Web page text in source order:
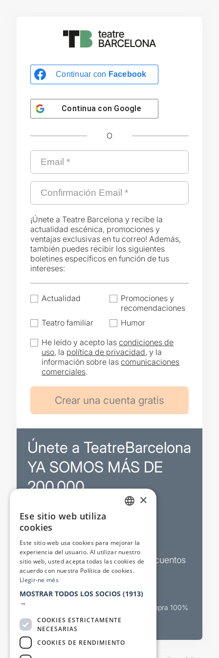
Continuar con Facebook
Continua con Google
O
¡Únete a Teatre Barcelona y recibe la
actualidad escénica, promociones y
ventajas exclusivas en tu correo! Además,
también puedes recibir los siguientes
boletines específicos en función de tus
intereses:
Actualidad
Promociones y
recomendaciones
Teatro familiar
Humor
He leído y acepto lascondiciones de
uso, la política de privacidad, y la
información sobre lascomunicaciones
comerciales.
Únete a TeatreBarcelona
YA SOMOS MÁS DE
200.000
Promociones
Sorteos exclusivos
Boletines de actualidad y descuentos
Valora espectáculos
Canal oficial de venta teatral Compra 100%
segura
×
Ese sitio web utiliza
cookies
Este sitio web usa cookies para mejorar la
experiencia del usuario. Al utilizar nuestro
sitio web, usted acepta todas las cookies de
acuerdo con nuestra Política de cookies.
Llegir-ne més
MOSTRAR TODOS LOS SOCIOS (1913)
→
COOKIES ESTRICTAMENTE
NECESARIAS
COOKIES DE RENDIMIENTO